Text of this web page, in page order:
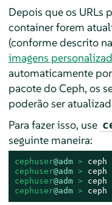
Depois que os URLs
container forem
(conforme descrito na
imagens
automaticamente
pacote do Ceph, os
poderão ser
Para fazer isso, use
seguinte maneira:
cephuser@adm >
cephuser@adm >
cephuser@adm >
cephuser@adm >